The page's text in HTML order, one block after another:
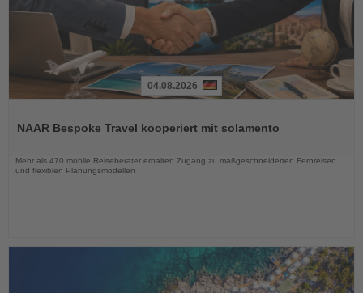
die
04.08.2026
NAAR Bespoke Travel kooperiert mit solamento
Mehr als 470 mobile Reiseberater erhalten Zugang zu maßgeschneiderten Fernreisen
und flexiblen Planungsmodellen